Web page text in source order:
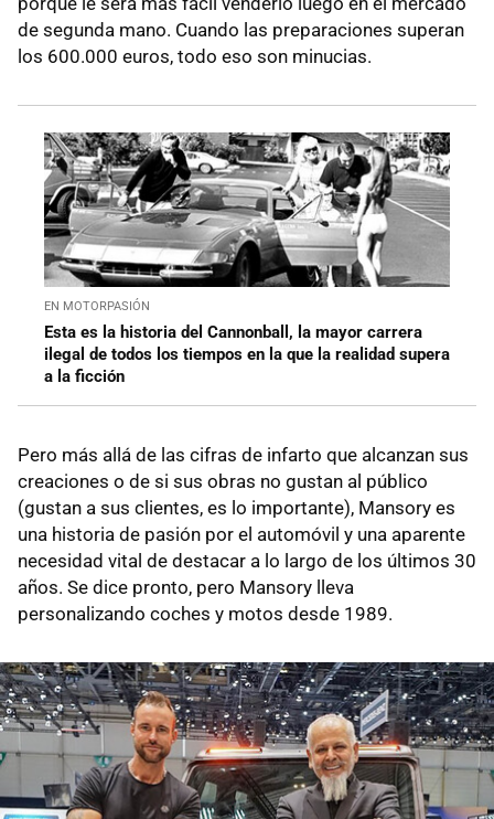
de segunda mano. Cuando las preparaciones superan
los 600.000 euros, todo eso son minucias.
EN MOTORPASIÓN
Esta es la historia del Cannonball, la mayor carrera
ilegal de todos los tiempos en la que la realidad supera
a la ficción
Pero más allá de las cifras de infarto que alcanzan sus
creaciones o de si sus obras no gustan al público
(gustan a sus clientes, es lo importante), Mansory es
una historia de pasión por el automóvil y una aparente
necesidad vital de destacar a lo largo de los últimos 30
años. Se dice pronto, pero Mansory lleva
personalizando coches y motos desde 1989.